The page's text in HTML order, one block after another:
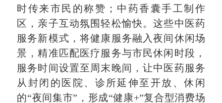
时传来市民的称赞 ；中药香囊手工制作
区，亲子互动氛围轻松愉快。这些中医药
服务新模式，将健康服务融入夜间休闲场
景，精准匹配医疗服务与市民休闲时段，
服务时间设置至周末晚间，让中医药服务
从封闭的医院、诊所延伸至开放 、休闲
的“夜间集市”，形成“健康+”复合型消费场